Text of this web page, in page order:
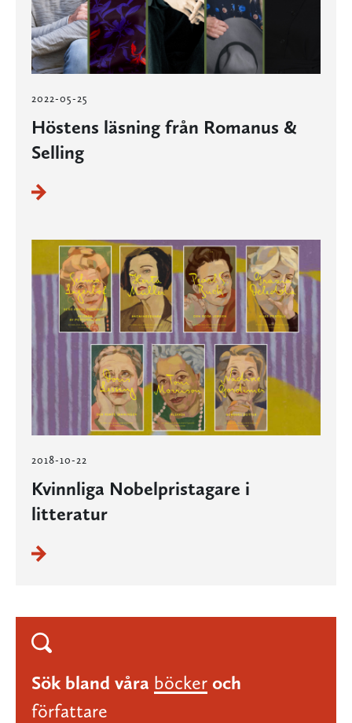
2022-05-25
Höstens läsning från Romanus &
Selling
2018-10-22
Kvinnliga Nobelpristagare i
litteratur
Sök bland våra böcker och
författare